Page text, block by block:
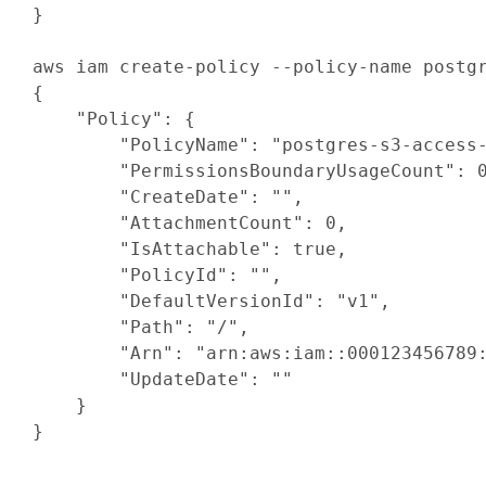
}
aws iam create-policy --policy-name
{
"Policy" :
{
"PolicyName" :
"postgres-s3-
"PermissionsBoundaryUsageCount" :
"CreateDate" : "" ,
"AttachmentCount" : 0 ,
"IsAttachable" :
true,
"PolicyId" : "" ,
"DefaultVersionId" : "v1" ,
"Path" : "/" ,
"Arn" :
"UpdateDate" :
""
}
}